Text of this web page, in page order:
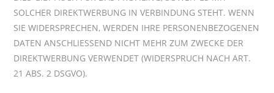
SOLCHER DIREKTWERBUNG IN VERBINDUNG STEHT. WENN
SIE WIDERSPRECHEN, WERDEN IHRE PERSONENBEZOGENEN
DATEN ANSCHLIESSEND NICHT MEHR ZUM ZWECKE DER
DIREKTWERBUNG VERWENDET (WIDERSPRUCH NACH ART.
21 ABS. 2 DSGVO).